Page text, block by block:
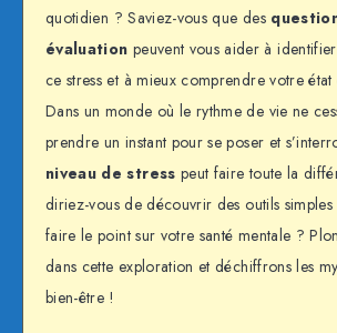
quotidien ? Saviez-vous que des
évaluation peuvent vous aider à
ce stress et à mieux comprendre votre
Dans un monde où le rythme de vie ne
prendre un instant pour se poser et
niveau de stress peut faire toute la
diriez-vous de découvrir des outils
faire le point sur votre santé mentale ?
dans cette exploration et déchiffrons les
bien-être !